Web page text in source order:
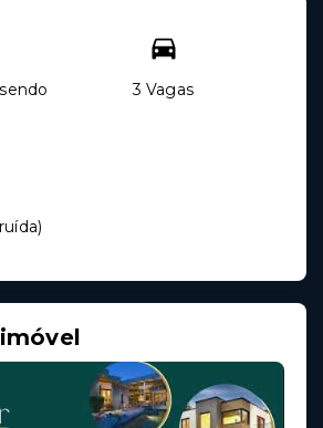
3 Vagas
)